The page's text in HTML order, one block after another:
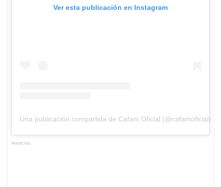
Ver esta publicación en Instagram
Una publicación compartida de Cafam Oficial (@cafamoficial)
Anuncios.